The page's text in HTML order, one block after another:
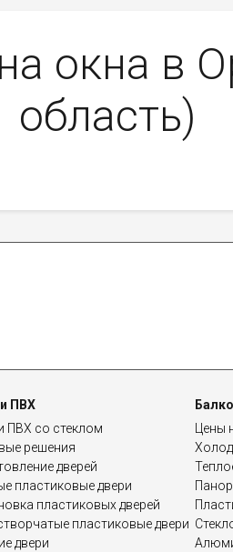
окна в
область)
ПВХ
ПВХ со стеклом
решения
дверей
пластиковые двери
пластиковых дверей
пластиковые двери
двери
Цены